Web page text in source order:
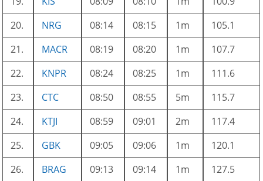
20.
NRG 08:14 08:15 1m
105.1
21.
MACR 08:19 08:20 1m
107.7
22.
KNPR 08:24 08:25 1m
111.6
23.
CTC 08:50 08:55 5m
115.7
24.
KTJI 08:59 09:01 2m
117.4
25.
GBK 09:05 09:06 1m
120.1
26.
BRAG 09:13 09:14 1m
127.5